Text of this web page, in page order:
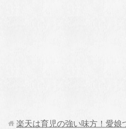
楽天は育児の強い味方！愛娘